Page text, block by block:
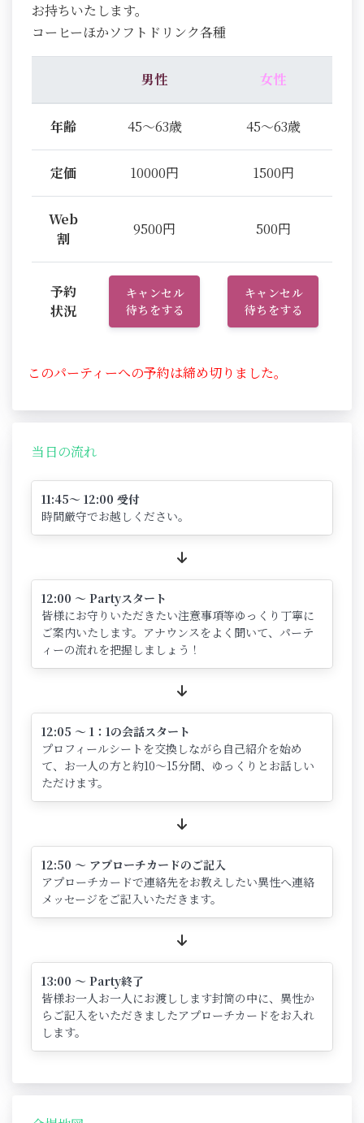
お持ちいたします。
コーヒーほかソフトドリンク各種
男性 女性
年齢 45～63歳 45～63歳
定価 10000円 1500円
Web
割
9500円 500円
予約
状況
キャンセル
待ちをする
キャンセル
待ちをする
このパーティーへの予約は締め切りました。
当日の流れ
11:45～ 12:00 受付
時間厳守でお越しください。
12:00 ～ Partyスタート
皆様にお守りいただきたい注意事項等ゆっくり丁寧に
ご案内いたします。アナウンスをよく聞いて、パーテ
ィーの流れを把握しましょう！
12:05 ～ 1：1の会話スタート
プロフィールシートを交換しながら自己紹介を始め
て、お一人の方と約10～15分間、ゆっくりとお話しい
ただけます。
12:50 ～ アプローチカードのご記入
アプローチカードで連絡先をお教えしたい異性へ連絡
メッセージをご記入いただきます。
13:00 ～ Party終了
皆様お一人お一人にお渡しします封筒の中に、異性か
らご記入をいただきましたアプローチカードをお入れ
します。